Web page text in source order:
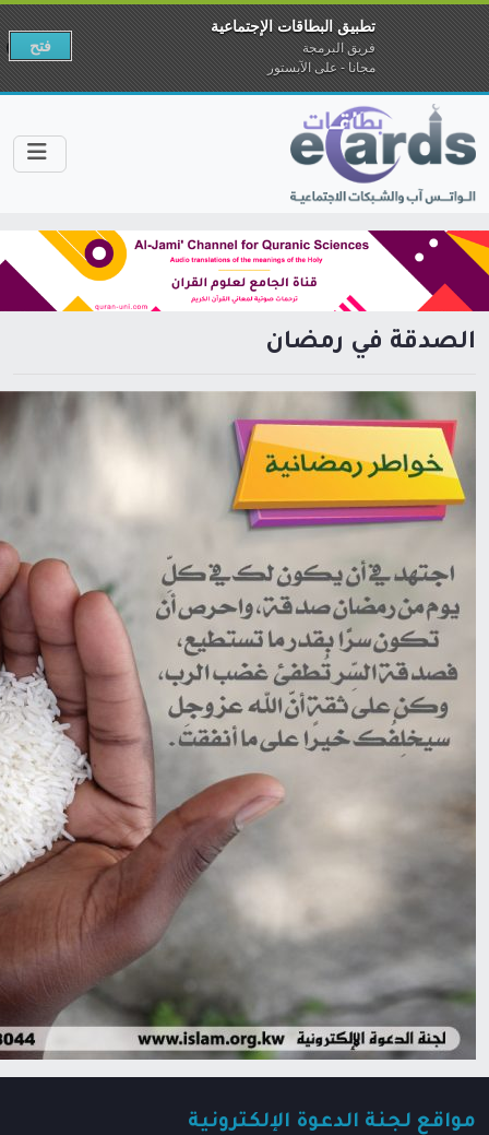
الصدقة في رمضان
مواقع لجنة الدعوة الإلكترونية
تطبيق البطاقات الإجتماعية
فريق البرمجة
مجانا - على الآبستور
فتح